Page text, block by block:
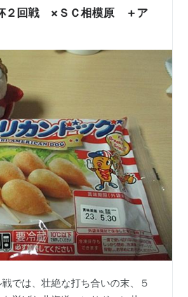
年と…
２回戦 ×ＳＣ相模原 ＋ア
では、壮絶な打ち合いの末、５